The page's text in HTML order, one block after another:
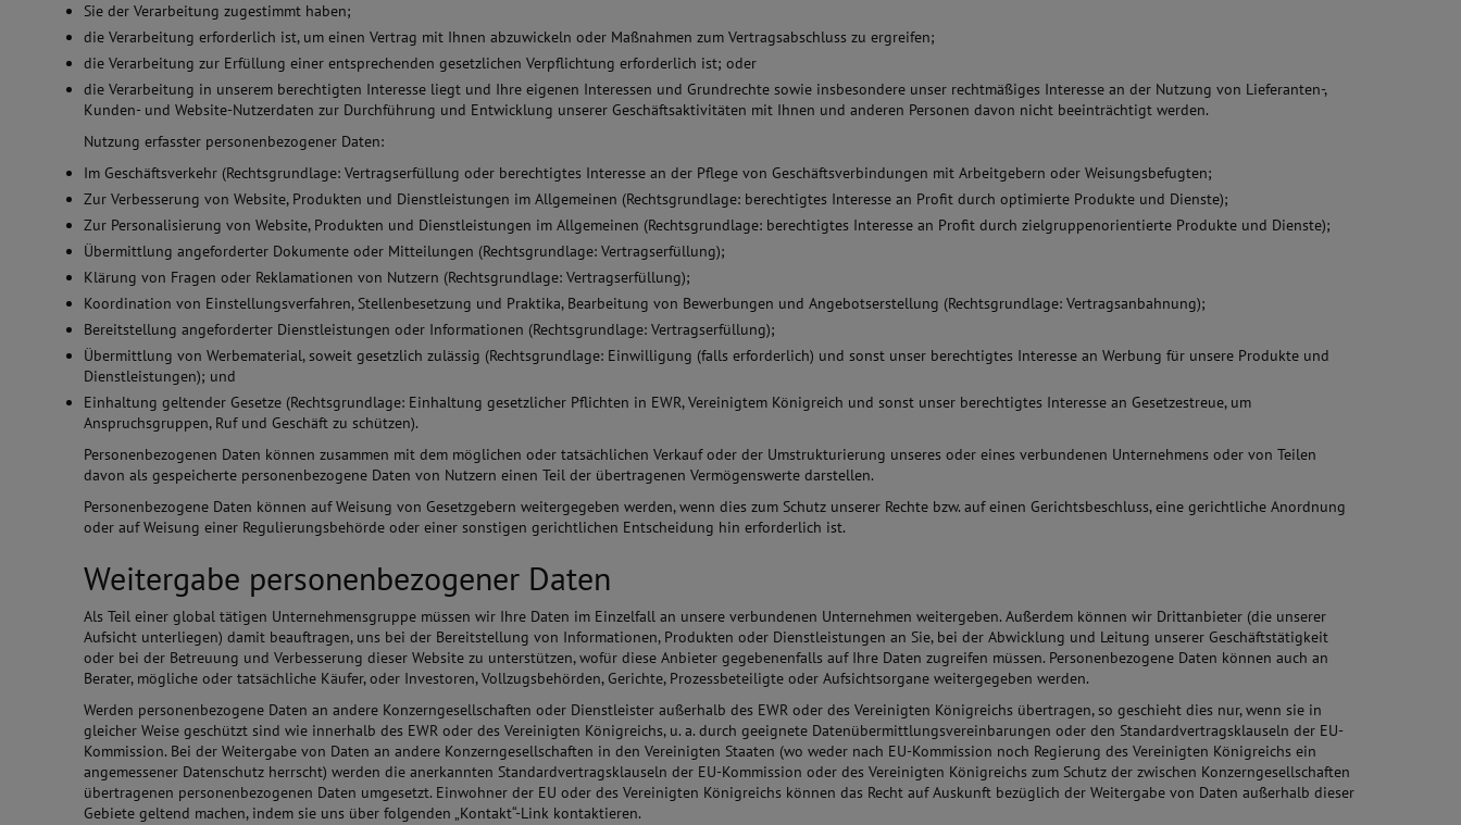
Sie der Verarbeitung zugestimmt haben;
die Verarbeitung erforderlich ist, um einen Vertrag mit Ihnen abzuwickeln oder Maßnahmen zum Vertragsabschluss zu ergreifen;
die Verarbeitung zur Erfüllung einer entsprechenden gesetzlichen Verpflichtung erforderlich ist; oder
die Verarbeitung in unserem berechtigten Interesse liegt und Ihre eigenen Interessen und Grundrechte sowie insbesondere unser rechtmäßiges Interesse an der Nutzung von Lieferanten-,
Kunden- und Website-Nutzerdaten zur Durchführung und Entwicklung unserer Geschäftsaktivitäten mit Ihnen und anderen Personen davon nicht beeinträchtigt werden.
Nutzung erfasster personenbezogener Daten:
Im Geschäftsverkehr (Rechtsgrundlage: Vertragserfüllung oder berechtigtes Interesse an der Pflege von Geschäftsverbindungen mit Arbeitgebern oder Weisungsbefugten;
Zur Verbesserung von Website, Produkten und Dienstleistungen im Allgemeinen (Rechtsgrundlage: berechtigtes Interesse an Profit durch optimierte Produkte und Dienste);
Zur Personalisierung von Website, Produkten und Dienstleistungen im Allgemeinen (Rechtsgrundlage: berechtigtes Interesse an Profit durch zielgruppenorientierte Produkte und Dienste);
Übermittlung angeforderter Dokumente oder Mitteilungen (Rechtsgrundlage: Vertragserfüllung);
Klärung von Fragen oder Reklamationen von Nutzern (Rechtsgrundlage: Vertragserfüllung);
Koordination von Einstellungsverfahren, Stellenbesetzung und Praktika, Bearbeitung von Bewerbungen und Angebotserstellung (Rechtsgrundlage: Vertragsanbahnung);
Bereitstellung angeforderter Dienstleistungen oder Informationen (Rechtsgrundlage: Vertragserfüllung);
Übermittlung von Werbematerial, soweit gesetzlich zulässig (Rechtsgrundlage: Einwilligung (falls erforderlich) und sonst unser berechtigtes Interesse an Werbung für unsere Produkte und
Dienstleistungen); und
Einhaltung geltender Gesetze (Rechtsgrundlage: Einhaltung gesetzlicher Pflichten in EWR, Vereinigtem Königreich und sonst unser berechtigtes Interesse an Gesetzestreue, um
Anspruchsgruppen, Ruf und Geschäft zu schützen).
Personenbezogenen Daten können zusammen mit dem möglichen oder tatsächlichen Verkauf oder der Umstrukturierung unseres oder eines verbundenen Unternehmens oder von Teilen
davon als gespeicherte personenbezogene Daten von Nutzern einen Teil der übertragenen Vermögenswerte darstellen.
Personenbezogene Daten können auf Weisung von Gesetzgebern weitergegeben werden, wenn dies zum Schutz unserer Rechte bzw. auf einen Gerichtsbeschluss, eine gerichtliche Anordnung
oder auf Weisung einer Regulierungsbehörde oder einer sonstigen gerichtlichen Entscheidung hin erforderlich ist.
Weitergabe personenbezogener Daten
Als Teil einer global tätigen Unternehmensgruppe müssen wir Ihre Daten im Einzelfall an unsere verbundenen Unternehmen weitergeben. Außerdem können wir Drittanbieter (die unserer
Aufsicht unterliegen) damit beauftragen, uns bei der Bereitstellung von Informationen, Produkten oder Dienstleistungen an Sie, bei der Abwicklung und Leitung unserer Geschäftstätigkeit
oder bei der Betreuung und Verbesserung dieser Website zu unterstützen, wofür diese Anbieter gegebenenfalls auf Ihre Daten zugreifen müssen. Personenbezogene Daten können auch an
Berater, mögliche oder tatsächliche Käufer, oder Investoren, Vollzugsbehörden, Gerichte, Prozessbeteiligte oder Aufsichtsorgane weitergegeben werden.
Werden personenbezogene Daten an andere Konzerngesellschaften oder Dienstleister außerhalb des EWR oder des Vereinigten Königreichs übertragen, so geschieht dies nur, wenn sie in
gleicher Weise geschützt sind wie innerhalb des EWR oder des Vereinigten Königreichs, u. a. durch geeignete Datenübermittlungsvereinbarungen oder den Standardvertragsklauseln der EU-
Kommission. Bei der Weitergabe von Daten an andere Konzerngesellschaften in den Vereinigten Staaten (wo weder nach EU-Kommission noch Regierung des Vereinigten Königreichs ein
angemessener Datenschutz herrscht) werden die anerkannten Standardvertragsklauseln der EU-Kommission oder des Vereinigten Königreichs zum Schutz der zwischen Konzerngesellschaften
übertragenen personenbezogenen Daten umgesetzt. Einwohner der EU oder des Vereinigten Königreichs können das Recht auf Auskunft bezüglich der Weitergabe von Daten außerhalb dieser
Gebiete geltend machen, indem sie uns über folgenden „Kontakt“-Link kontaktieren.